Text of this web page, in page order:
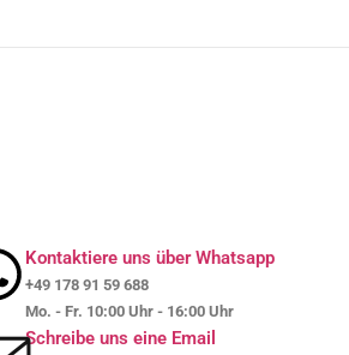
Kontaktiere uns über Whatsapp
+49 178 91 59 688
Mo. - Fr. 10:00 Uhr - 16:00 Uhr
Schreibe uns eine Email